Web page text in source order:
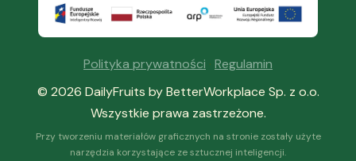
Polityka prywatności · Regulamin
© 2026 DailyFruits by BetterWorkplace Sp. z o.o.
Wszystkie prawa zastrzeżone.
Przy tworzeniu materiałów graficznych na stronie zostały użyte
narzędzia korzystające ze sztucznej inteligencji.